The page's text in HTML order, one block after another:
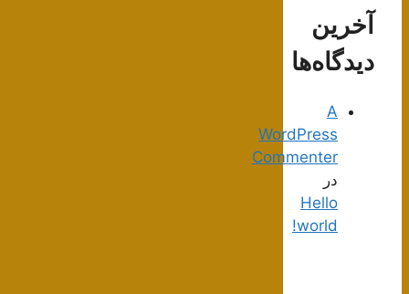
آخرین
دیدگاه‌ها
A
WordPress
Commenter
در
Hello
world!